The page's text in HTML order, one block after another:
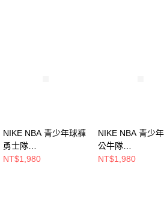
，將依據個別帳號之用戶狀況，依本公司即
NIKE NBA 青少年球褲
勇士隊
WZ2B7BXQL00-WAR
NT$1,980
NIKE NBA 青少
公牛隊
WZ2B7BXQL00-
NT$1,980